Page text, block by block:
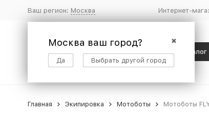
Ваш регион: Москва
✖
Москва ваш город?
Да Выбрать другой город
Интернет-
Главная Экипировка Мотоботы Мотоботы